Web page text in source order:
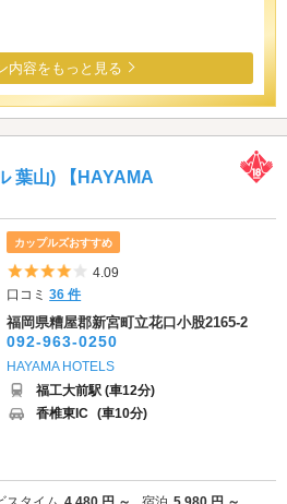
内容をもっと見る
葉山) 【HAYAMA
カップルズおすすめ
5つ星のうち4
4.09
口コミ36 件
福岡県糟屋郡新宮町立花口小股2165-2
092-963-0250
HAYAMA HOTELS
福工大前駅 (車12分)
香椎東IC (車10分)